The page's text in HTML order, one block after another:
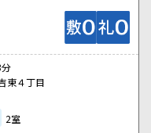
東４丁目
2室